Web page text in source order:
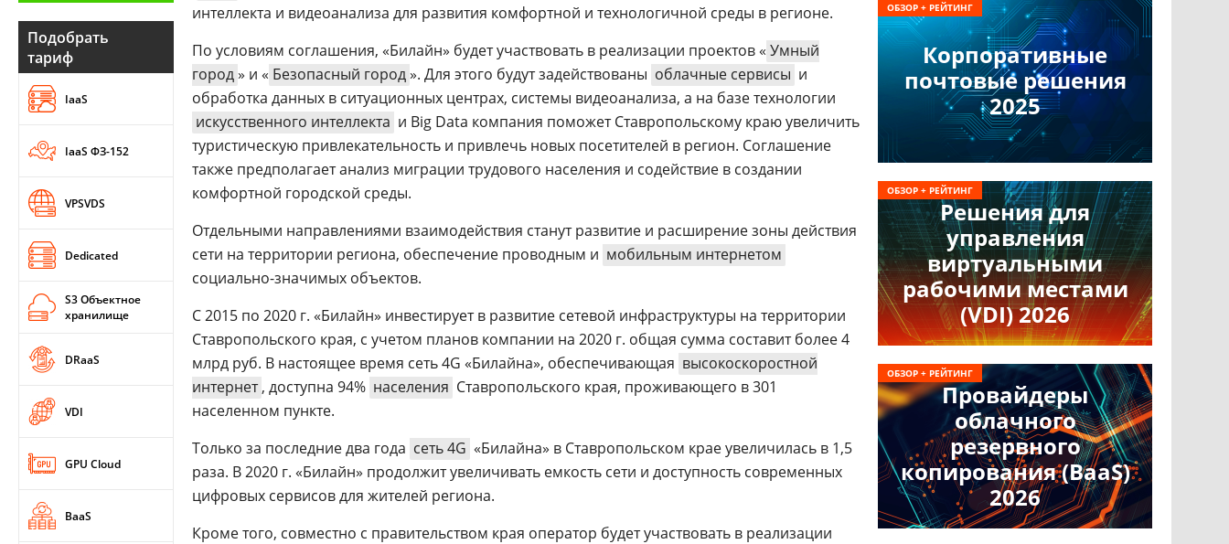
Техника
Об
издании
Реклама
Вакансии
Контакты
Дзен
Rutube
Подобрать
тариф
IaaS
IaaS ФЗ-152
VPSVDS
Dedicated
S3 Объектное
хранилище
DRaaS
VDI
GPU Cloud
BaaS
интеллекта и видеоанализа для развития комфортной и технологичной среды в регионе.
По условиям соглашения, «Билайн» будет участвовать в реализации проектов « Умный
город» и « Безопасный город». Для этого будут задействованы облачные сервисы и
обработка данных в ситуационных центрах, системы видеоанализа, а на базе технологии
искусственного интеллекта и Big Data компания поможет Ставропольскому краю увеличить
туристическую привлекательность и привлечь новых посетителей в регион. Соглашение
также предполагает анализ миграции трудового населения и содействие в создании
комфортной городской среды.
Отдельными направлениями взаимодействия станут развитие и расширение зоны действия
сети на территории региона, обеспечение проводным и мобильным интернетом
социально-значимых объектов.
С 2015 по 2020 г. «Билайн» инвестирует в развитие сетевой инфраструктуры на территории
Ставропольского края, с учетом планов компании на 2020 г. общая сумма составит более 4
млрд руб. В настоящее время сеть 4G «Билайна», обеспечивающая высокоскоростной
интернет , доступна 94% населения Ставропольского края, проживающего в 301
населенном пункте.
Только за последние два года сеть 4G «Билайна» в Ставропольском крае увеличилась в 1,5
раза. В 2020 г. «Билайн» продолжит увеличивать емкость сети и доступность современных
цифровых сервисов для жителей региона.
Кроме того, совместно с правительством края оператор будет участвовать в реализации
Корпоративные
почтовые решения
2025
ОБЗОР + РЕЙТИНГ
Решения для
управления
виртуальными
рабочими местами
(VDI) 2026
ОБЗОР + РЕЙТИНГ
Провайдеры
облачного
резервного
копирования (BaaS)
2026
ОБЗОР + РЕЙТИНГ